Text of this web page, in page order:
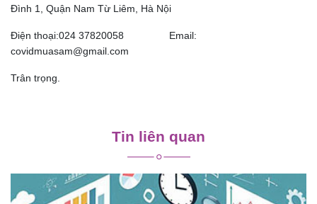
Đình 1, Quận Nam Từ Liêm, Hà Nội
Điện thoại:024 37820058 Email:
covidmuasam@gmail.com
Trân trọng.
viết
Tin liên quan